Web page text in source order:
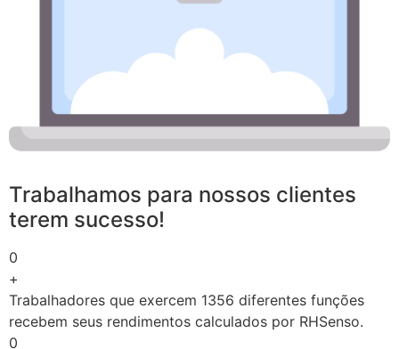
Trabalhamos para nossos clientes
terem sucesso!
0
+
Trabalhadores que exercem 1356 diferentes funções
recebem seus rendimentos calculados por RHSenso.
0